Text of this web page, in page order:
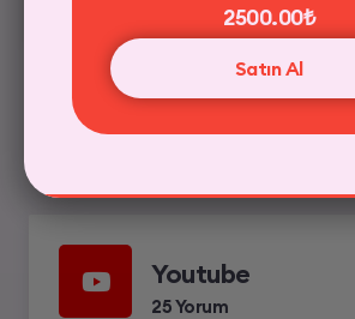
Youtube
25 Yorum
2500.00₺
Satın Al